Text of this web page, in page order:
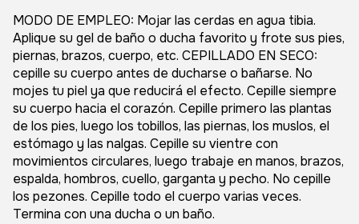
MODO DE EMPLEO: Mojar las cerdas en agua tibia.
Aplique su gel de baño o ducha favorito y frote sus pies,
piernas, brazos, cuerpo, etc. CEPILLADO EN SECO:
cepille su cuerpo antes de ducharse o bañarse. No
mojes tu piel ya que reducirá el efecto. Cepille siempre
su cuerpo hacia el corazón. Cepille primero las plantas
de los pies, luego los tobillos, las piernas, los muslos, el
estómago y las nalgas. Cepille su vientre con
movimientos circulares, luego trabaje en manos, brazos,
espalda, hombros, cuello, garganta y pecho. No cepille
los pezones. Cepille todo el cuerpo varias veces.
Termina con una ducha o un baño.